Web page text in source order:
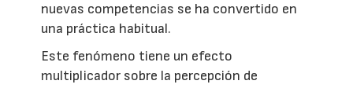
nuevas competencias se ha convertido en
una práctica habitual.
Este fenómeno tiene un efecto
multiplicador sobre la percepción de